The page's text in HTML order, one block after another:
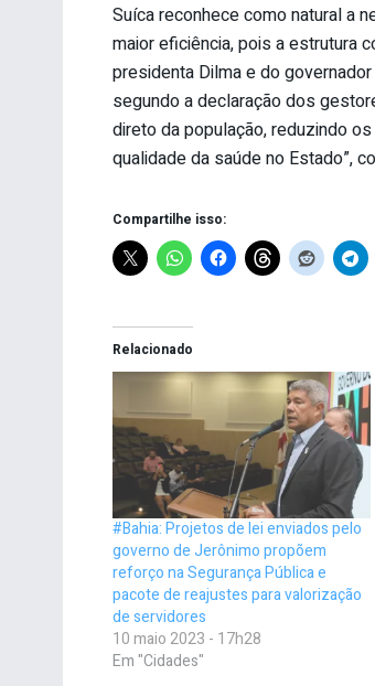
Suíca reconhece como natural a
maior eficiência, pois a estrutura
presidenta Dilma e do
segundo a declaração dos
direto da população, reduzindo
qualidade da saúde no Estado”,
Compartilhe isso:
Relacionado
#Bahia: Projetos de lei enviados pelo
governo de Jerônimo propõem
reforço na Segurança Pública e
pacote de reajustes para valorização
de servidores
10 maio 2023 - 17h28
Em "Cidades"